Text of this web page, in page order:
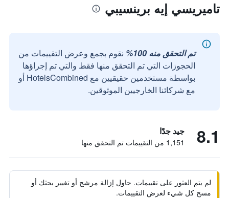
تاميريسي إيه برينسيبي
تم التحقق منه 100%
نقوم بجمع وعرض التقييمات من
الحجوزات التي تم التحقق منها فقط والتي تم إجراؤها
بواسطة مستخدمين حقيقيين مع HotelsCombined أو
مع شركائنا الخارجيين الموثوقين.
8.1 جيد جدًا
1,151 من التقييمات تم التحقق منها
لم يتم العثور على تقييمات. حاول إزالة مرشح أو تغيير بحثك أو
مسح كل شيء لعرض التقييمات.